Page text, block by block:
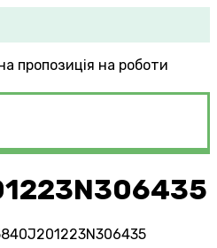
пропозиція на роботи